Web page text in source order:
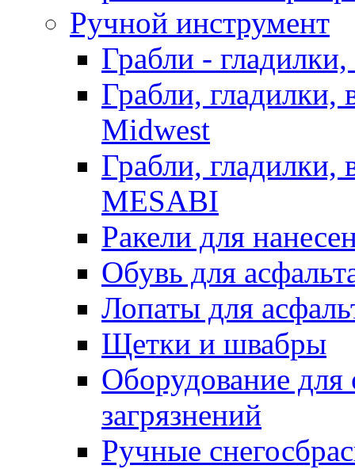
Ручной инструмент
Грабли -
Грабли, гладилки,
Midwest
Грабли, гладилки,
MESABI
Ракели для
Обувь для
Лопаты для
Щетки и швабры
Оборудование для
загрязнений
Ручные